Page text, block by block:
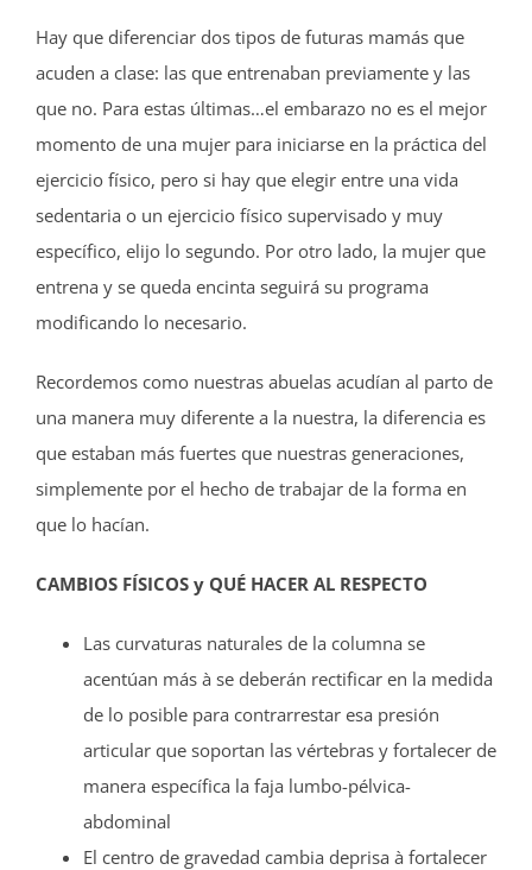
Hay que diferenciar dos tipos de futuras mamás que
acuden a clase: las que entrenaban previamente y las
que no. Para estas últimas…el embarazo no es el mejor
momento de una mujer para iniciarse en la práctica del
ejercicio físico, pero si hay que elegir entre una vida
sedentaria o un ejercicio físico supervisado y muy
específico, elijo lo segundo. Por otro lado, la mujer que
entrena y se queda encinta seguirá su programa
modificando lo necesario.
Recordemos como nuestras abuelas acudían al parto de
una manera muy diferente a la nuestra, la diferencia es
que estaban más fuertes que nuestras generaciones,
simplemente por el hecho de trabajar de la forma en
que lo hacían.
CAMBIOS FÍSICOS y QUÉ HACER AL RESPECTO
Las curvaturas naturales de la columna se
acentúan más à se deberán rectificar en la medida
de lo posible para contrarrestar esa presión
articular que soportan las vértebras y fortalecer de
manera específica la faja lumbo-pélvica-
abdominal
El centro de gravedad cambia deprisa à fortalecer